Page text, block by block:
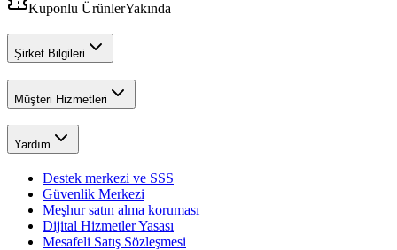
Kuponlu ÜrünlerYakında
Şirket Bilgileri
Müşteri Hizmetleri
Yardım
Destek merkezi ve SSS
Güvenlik Merkezi
Meşhur satın alma koruması
Dijital Hizmetler Yasası
Mesafeli Satış Sözleşmesi